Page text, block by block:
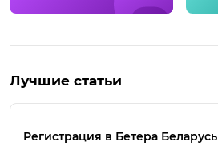
Лучшие статьи
Регистрация в Бетера Беларусь